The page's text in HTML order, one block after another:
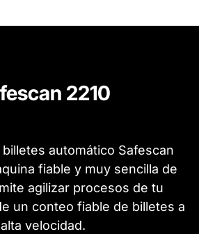
2210
automático Safescan
fiable y muy sencilla de
agilizar procesos de tu
un conteo fiable de billetes a
alta velocidad.